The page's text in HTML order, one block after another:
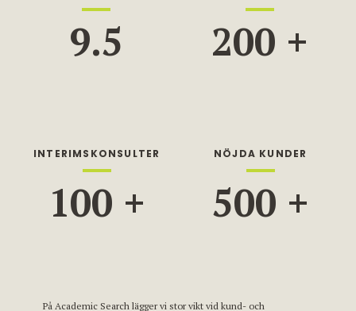
9.5 200 +
INTERIMSKONSULTER
100 +
NÖJDA KUNDER
500 +
På Academic Search lägger vi stor vikt vid kund- och